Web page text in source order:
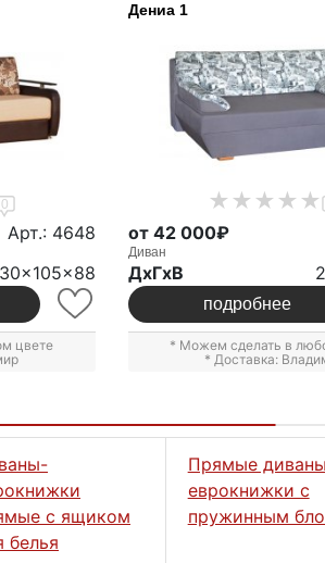
0
Арт.: 4648
цвете
Дениа 1
от 42 000₽
Диван
ДxГxВ
подробнее
* Можем сделать в
* Доставка:
с ящиком
белья
Прямые диваны
еврокнижки с
пружинным